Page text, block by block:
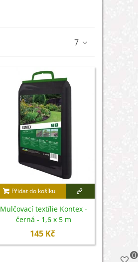
7
Přidat do košíku
Mulčovací textílie Kontex -
černá - 1,6 x 5 m
145 Kč
0